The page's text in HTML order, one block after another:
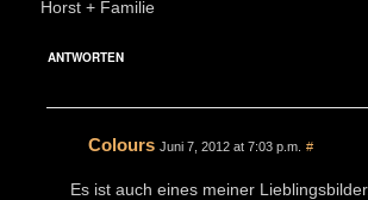
Horst + Familie
ANTWORTEN
Colours Juni 7, 2012 at 7:03 p.m. #
Es ist auch eines meiner